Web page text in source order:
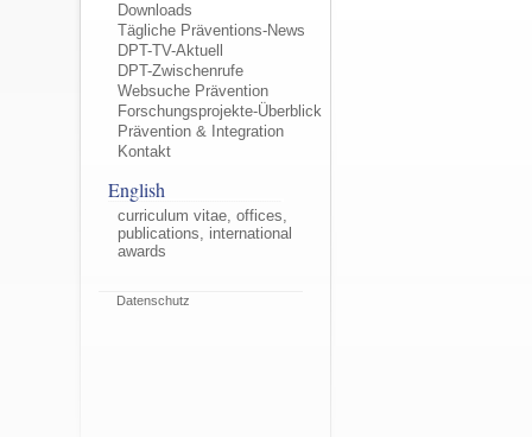
Downloads
Tägliche Präventions-News
DPT-TV-Aktuell
DPT-Zwischenrufe
Websuche Prävention
Forschungsprojekte-Überblick
Prävention & Integration
Kontakt
English
curriculum vitae, offices,
publications, international
awards
Datenschutz